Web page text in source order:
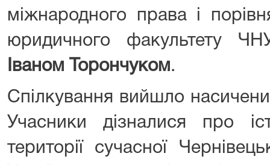
міжнародного права і
юридичного факультету
Іваном Торончуком .
Спілкування вийшло
Учасники дізналися про
території сучасної